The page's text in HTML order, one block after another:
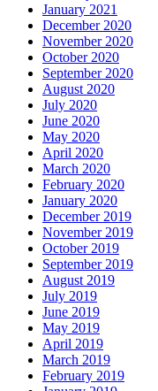
January 2021
December 2020
November 2020
October 2020
September 2020
August 2020
July 2020
June 2020
May 2020
April 2020
March 2020
February 2020
January 2020
December 2019
November 2019
October 2019
September 2019
August 2019
July 2019
June 2019
May 2019
April 2019
March 2019
February 2019